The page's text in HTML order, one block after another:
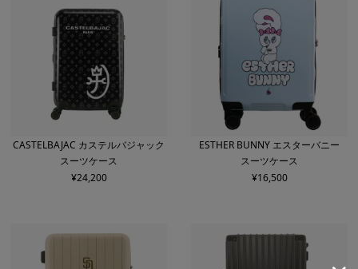
CASTELBAJAC カステルバジャック
スーツケース
¥24,200
ESTHER BUNNY エスターバニー
スーツケース
¥16,500